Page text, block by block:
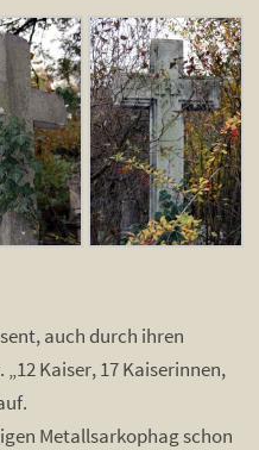
auch durch ihren
Kaiser, 17 Kaiserinnen,
Metallsarkophag schon